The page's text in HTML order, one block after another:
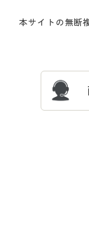
プレゼント＆キャン
ついて
本サイトの無断